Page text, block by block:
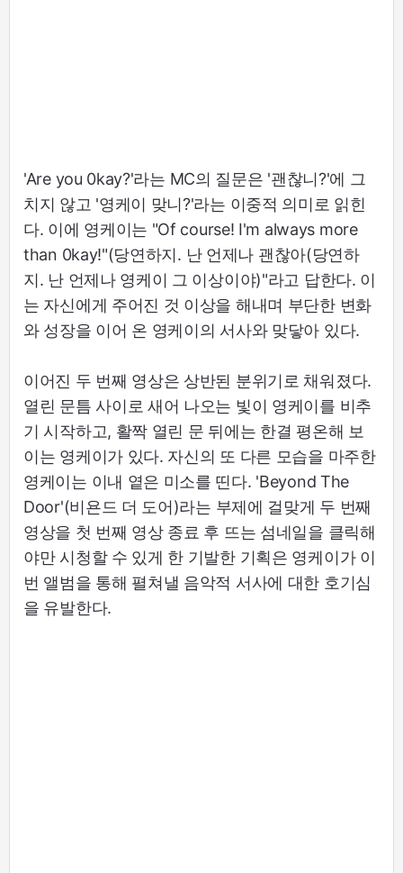
'Are you 0kay?'라는 MC의 질문은 '괜찮니?'에 그
치지 않고 '영케이 맞니?'라는 이중적 의미로 읽힌
다. 이에 영케이는 "Of course! I'm always more
than 0kay!"(당연하지. 난 언제나 괜찮아(당연하
지. 난 언제나 영케이 그 이상이야)"라고 답한다. 이
는 자신에게 주어진 것 이상을 해내며 부단한 변화
와 성장을 이어 온 영케이의 서사와 맞닿아 있다.
이어진 두 번째 영상은 상반된 분위기로 채워졌다.
열린 문틈 사이로 새어 나오는 빛이 영케이를 비추
기 시작하고, 활짝 열린 문 뒤에는 한결 평온해 보
이는 영케이가 있다. 자신의 또 다른 모습을 마주한
영케이는 이내 옅은 미소를 띤다. 'Beyond The
Door'(비욘드 더 도어)라는 부제에 걸맞게 두 번째
영상을 첫 번째 영상 종료 후 뜨는 섬네일을 클릭해
야만 시청할 수 있게 한 기발한 기획은 영케이가 이
번 앨범을 통해 펼쳐낼 음악적 서사에 대한 호기심
을 유발한다.